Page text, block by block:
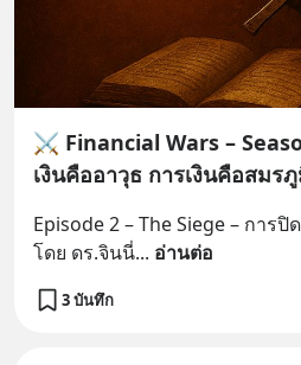
⚔️ Financial Wars –
เงินคืออาวุธ การเงินคือสมร
Episode 2 – The Siege – การปิ
โดย ดร.จินนี่... อ่านต่อ
3 บันทึก